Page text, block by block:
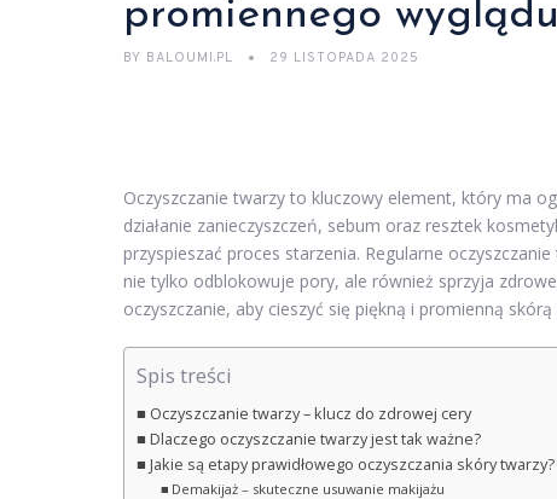
promiennego wyglądu
BY BALOUMI.PL 29 LISTOPADA 2025
Oczyszczanie twarzy to kluczowy element, który ma
działanie zanieczyszczeń, sebum oraz resztek
przyspieszać proces starzenia. Regularne
nie tylko odblokowuje pory, ale również sprzyja
oczyszczanie, aby cieszyć się piękną i promienną skórą
Spis treści
Oczyszczanie twarzy – klucz do zdrowej cery
Dlaczego oczyszczanie twarzy jest tak ważne?
Jakie są etapy prawidłowego oczyszczania skóry twarzy?
Demakijaż – skuteczne usuwanie makijażu